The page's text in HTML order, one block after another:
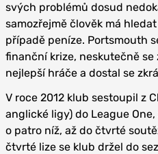
svých problémů dosud
samozřejmě člověk má
případě peníze. Portsmouth
finanční krize, neskutečně
nejlepší hráče a dostal se
V roce 2012 klub sestoupil z
anglické ligy) do League
o patro níž, až do čtvrté
čtvrté lize se klub držel do